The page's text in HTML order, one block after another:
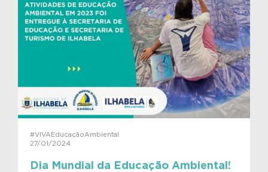
#VIVAEducaçãoAmbiental
27/01/2024
Dia Mundial da Educação Ambiental!